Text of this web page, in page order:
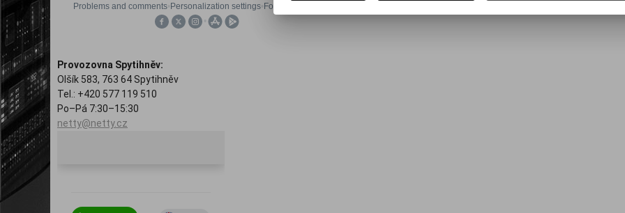
Provozovna Spytihněv:
Olšík 583, 763 64 Spytihněv
Tel.: +420 577 119 510
Po–Pá 7:30–15:30
netty@netty.cz